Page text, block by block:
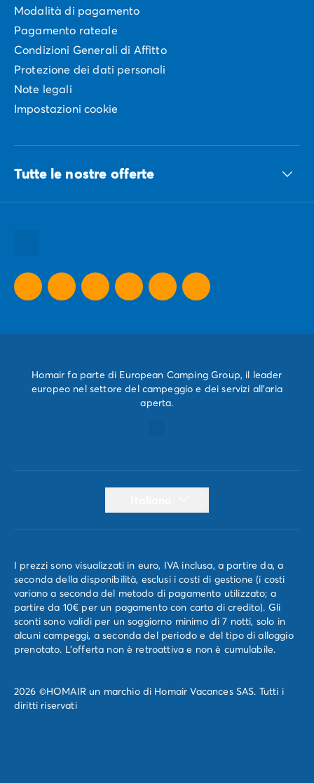
Modalità di pagamento
Pagamento rateale
Condizioni Generali di Affitto
Protezione dei dati personali
Note legali
Impostazioni cookie
Tutte le nostre offerte
Homair fa parte di European Camping Group, il leader
europeo nel settore del campeggio e dei servizi all'aria
aperta.
I prezzi sono visualizzati in euro, IVA inclusa, a partire da, a
seconda della disponibilità, esclusi i costi di gestione (i costi
variano a seconda del metodo di pagamento utilizzato; a
partire da 10€ per un pagamento con carta di credito). Gli
sconti sono validi per un soggiorno minimo di 7 notti, solo in
alcuni campeggi, a seconda del periodo e del tipo di alloggio
prenotato. L'offerta non è retroattiva e non è cumulabile.
2026 ©HOMAIR un marchio di Homair Vacances SAS. Tutti i
diritti riservati